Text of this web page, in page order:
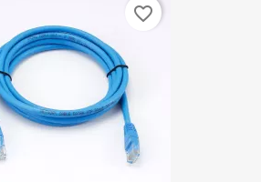
favorite_border